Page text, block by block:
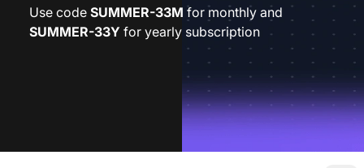
Use code SUMMER-33M for monthly and
SUMMER-33Y for yearly subscription